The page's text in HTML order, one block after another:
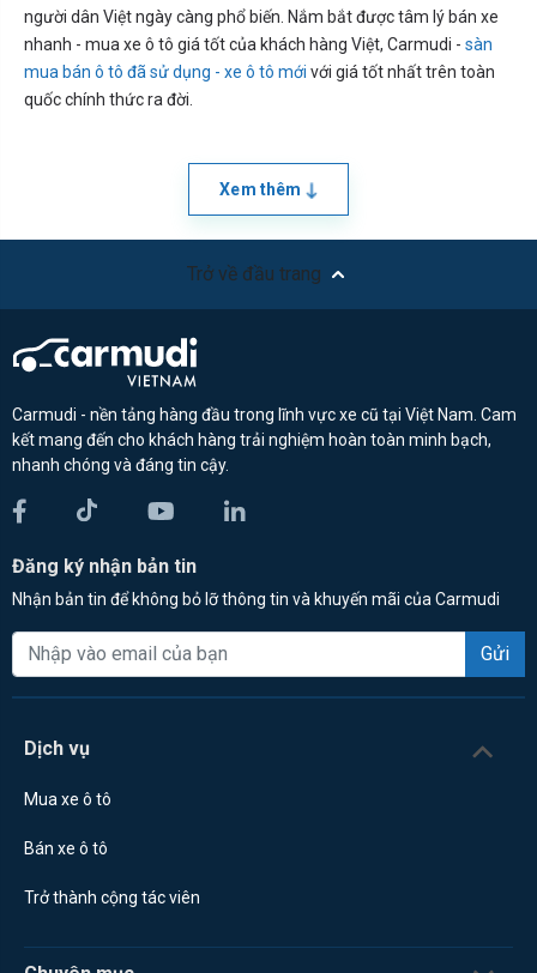
người dân Việt ngày càng phổ biến. Nắm bắt được tâm lý bán xe
nhanh - mua xe ô tô giá tốt của khách hàng Việt, Carmudi - sàn
mua bán ô tô đã sử dụng - xe ô tô mới với giá tốt nhất trên toàn
quốc chính thức ra đời.
Xem thêm
Trở về đầu trang
Carmudi - nền tảng hàng đầu trong lĩnh vực xe cũ tại Việt Nam. Cam
kết mang đến cho khách hàng trải nghiệm hoàn toàn minh bạch,
nhanh chóng và đáng tin cậy.
Đăng ký nhận bản tin
Nhận bản tin để không bỏ lỡ thông tin và khuyến mãi của Carmudi
Gửi
Dịch vụ
Mua xe ô tô
Bán xe ô tô
Trở thành cộng tác viên